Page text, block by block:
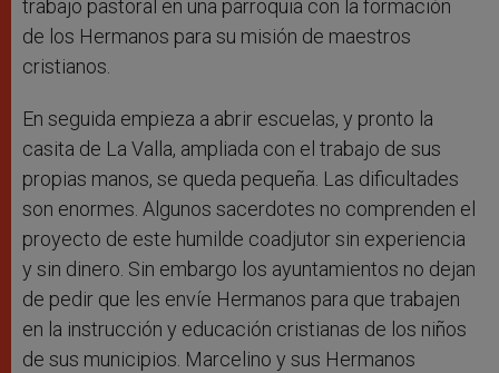
trabajo pastoral en una parroquia con la formación
de los Hermanos para su misión de maestros
cristianos.
En seguida empieza a abrir escuelas, y pronto la
casita de La Valla, ampliada con el trabajo de sus
propias manos, se queda pequeña. Las dificultades
son enormes. Algunos sacerdotes no comprenden el
proyecto de este humilde coadjutor sin experiencia
y sin dinero. Sin embargo los ayuntamientos no dejan
de pedir que les envíe Hermanos para que trabajen
en la instrucción y educación cristianas de los niños
de sus municipios. Marcelino y sus Hermanos